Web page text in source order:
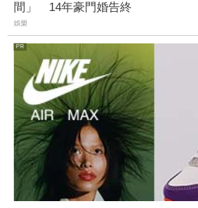
間」 14年豪門婚告終
娛樂